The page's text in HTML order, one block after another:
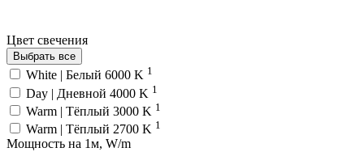
Цвет свечения
Выбрать все
White | Белый 6000 K 1
Day | Дневной 4000 K 1
Warm | Тёплый 3000 K 1
Warm | Тёплый 2700 K 1
Мощность на 1м, W/m